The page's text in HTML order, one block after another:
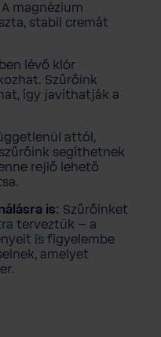
A magnézium
stabil cremát
lévő klór
Szűrőink
így javíthatják a
attól,
segíthetnek
rejlő lehető
is: Szűrőinket
terveztük – a
is figyelembe
amelyet